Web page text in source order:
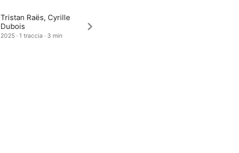
Tristan Raës, Cyrille
Dubois
2025 · 1 traccia · 3 min